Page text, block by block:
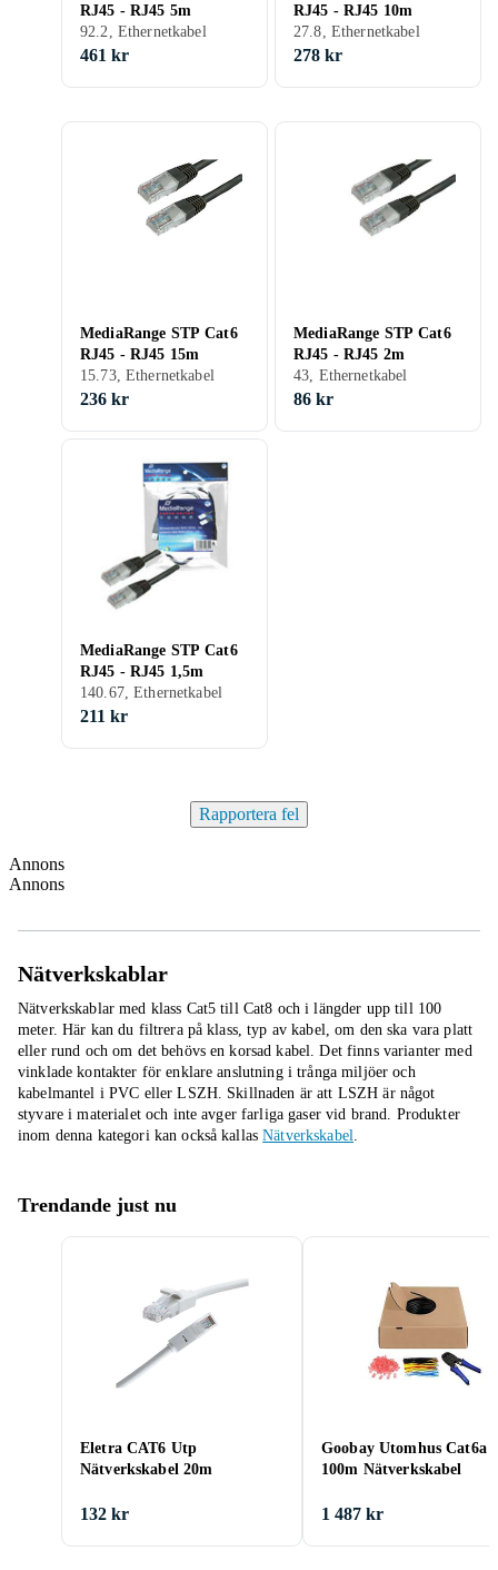
RJ45 - RJ45 5m
92.2, Ethernetkabel
461 kr
RJ45 - RJ45 10m
27.8, Ethernetkabel
278 kr
MediaRange STP Cat6
RJ45 - RJ45 15m
15.73, Ethernetkabel
236 kr
MediaRange STP Cat6
RJ45 - RJ45 2m
43, Ethernetkabel
86 kr
MediaRange STP Cat6
RJ45 - RJ45 1,5m
140.67, Ethernetkabel
211 kr
Rapportera fel
Annons
Annons
Nätverkskablar
Nätverkskablar med klass Cat5 till Cat8 och i längder upp till 100
meter. Här kan du filtrera på klass, typ av kabel, om den ska vara platt
eller rund och om det behövs en korsad kabel. Det finns varianter med
vinklade kontakter för enklare anslutning i trånga miljöer och
kabelmantel i PVC eller LSZH. Skillnaden är att LSZH är något
styvare i materialet och inte avger farliga gaser vid brand. Produkter
inom denna kategori kan också kallasNätverkskabel.
Trendande just nu
Eletra CAT6 Utp
Nätverkskabel 20m
132 kr
Goobay Utomhus Cat6a
100m Nätverkskabel
1 487 kr